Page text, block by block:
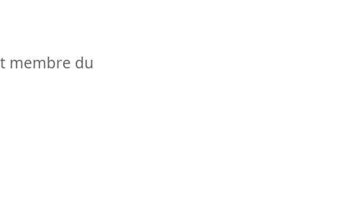
membre du